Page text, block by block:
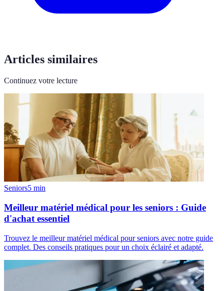
Articles similaires
Continuez votre lecture
Seniors5 min
Meilleur matériel médical pour les seniors : Guide
d'achat essentiel
Trouvez le meilleur matériel médical pour seniors avec notre guide
complet. Des conseils pratiques pour un choix éclairé et adapté.